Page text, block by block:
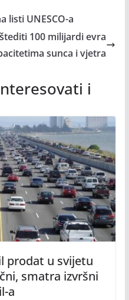
listi UNESCO-a
100 milijardi evra
sunca i vjetra
i
prodat u svijetu
smatra izvršni
a